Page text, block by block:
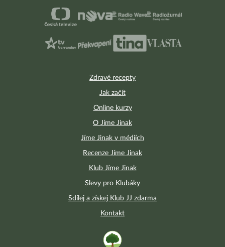
Zdravé recepty
Jak začít
Online kurzy
O Jíme Jinak
Jíme Jinak v médiích
Recenze Jíme Jinak
Klub Jíme Jinak
Slevy pro Klubáky
Sdílej a získej Klub JJ zdarma
Kontakt